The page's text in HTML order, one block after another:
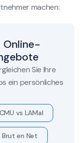
machen:
Online-
Sie Ihre
ein persönliches
CMU vs LAMal
Brut en Net